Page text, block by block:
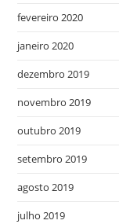
fevereiro 2020
janeiro 2020
dezembro 2019
novembro 2019
outubro 2019
setembro 2019
agosto 2019
julho 2019